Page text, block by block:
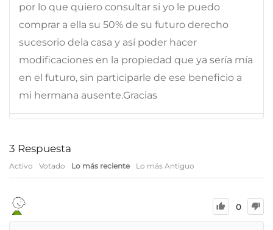
por lo que quiero consultar si yo le puedo
comprar a ella su 50% de su futuro derecho
sucesorio dela casa y así poder hacer
modificaciones en la propiedad que ya sería mía
en el futuro, sin participarle de ese beneficio a
mi hermana ausente.Gracias
3 Respuesta
Activo Votado Lo más reciente Lo más Antiguo
0